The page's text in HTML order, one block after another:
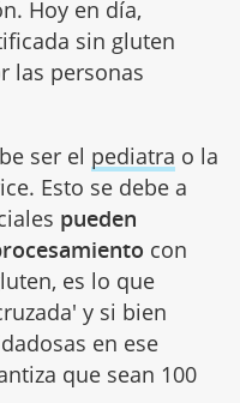
Hoy en día,
sin gluten
las personas
ser el pediatra o la
Esto se debe a
pueden
con
es lo que
y si bien
en ese
que sean 100